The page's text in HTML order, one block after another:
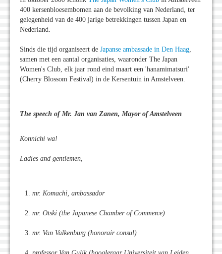
400 kersenbloesembomen aan de bevolking van Nederland, ter
gelegenheid van de 400 jarige betrekkingen tussen Japan en
Nederland.
Sinds die tijd organiseert de Japanse ambassade in Den Haag,
samen met een aantal organisaties, waaronder The Japan
Women's Club, elk jaar rond eind maart een 'hanamimatsuri'
(Cherry Blossom Festival) in de Kersentuin in Amstelveen.
The speech of Mr. Jan van Zanen, Mayor of Amstelveen
Konnichi wa!
Ladies and gentlemen,
mr. Komachi, ambassador
mr. Otski (the Japanese Chamber of Commerce)
mr. Van Valkenburg (honorair consul)